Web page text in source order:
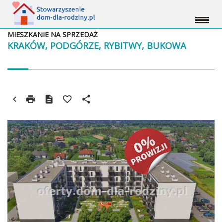
KRAKÓW, PODGÓRZE, RYBITWY, BUKOWA
MIESZKANIE NA SPRZEDAŻ